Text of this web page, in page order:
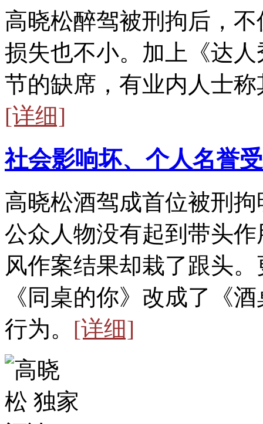
高晓松醉驾被刑拘后，
损失也不小。加上《达
节的缺席，有业内人士
[详细]
社会影响坏、个人名誉
高晓松酒驾成首位被刑
公众人物没有起到带头
风作案结果却栽了跟头
《同桌的你》改成了《
行为。 [详细]